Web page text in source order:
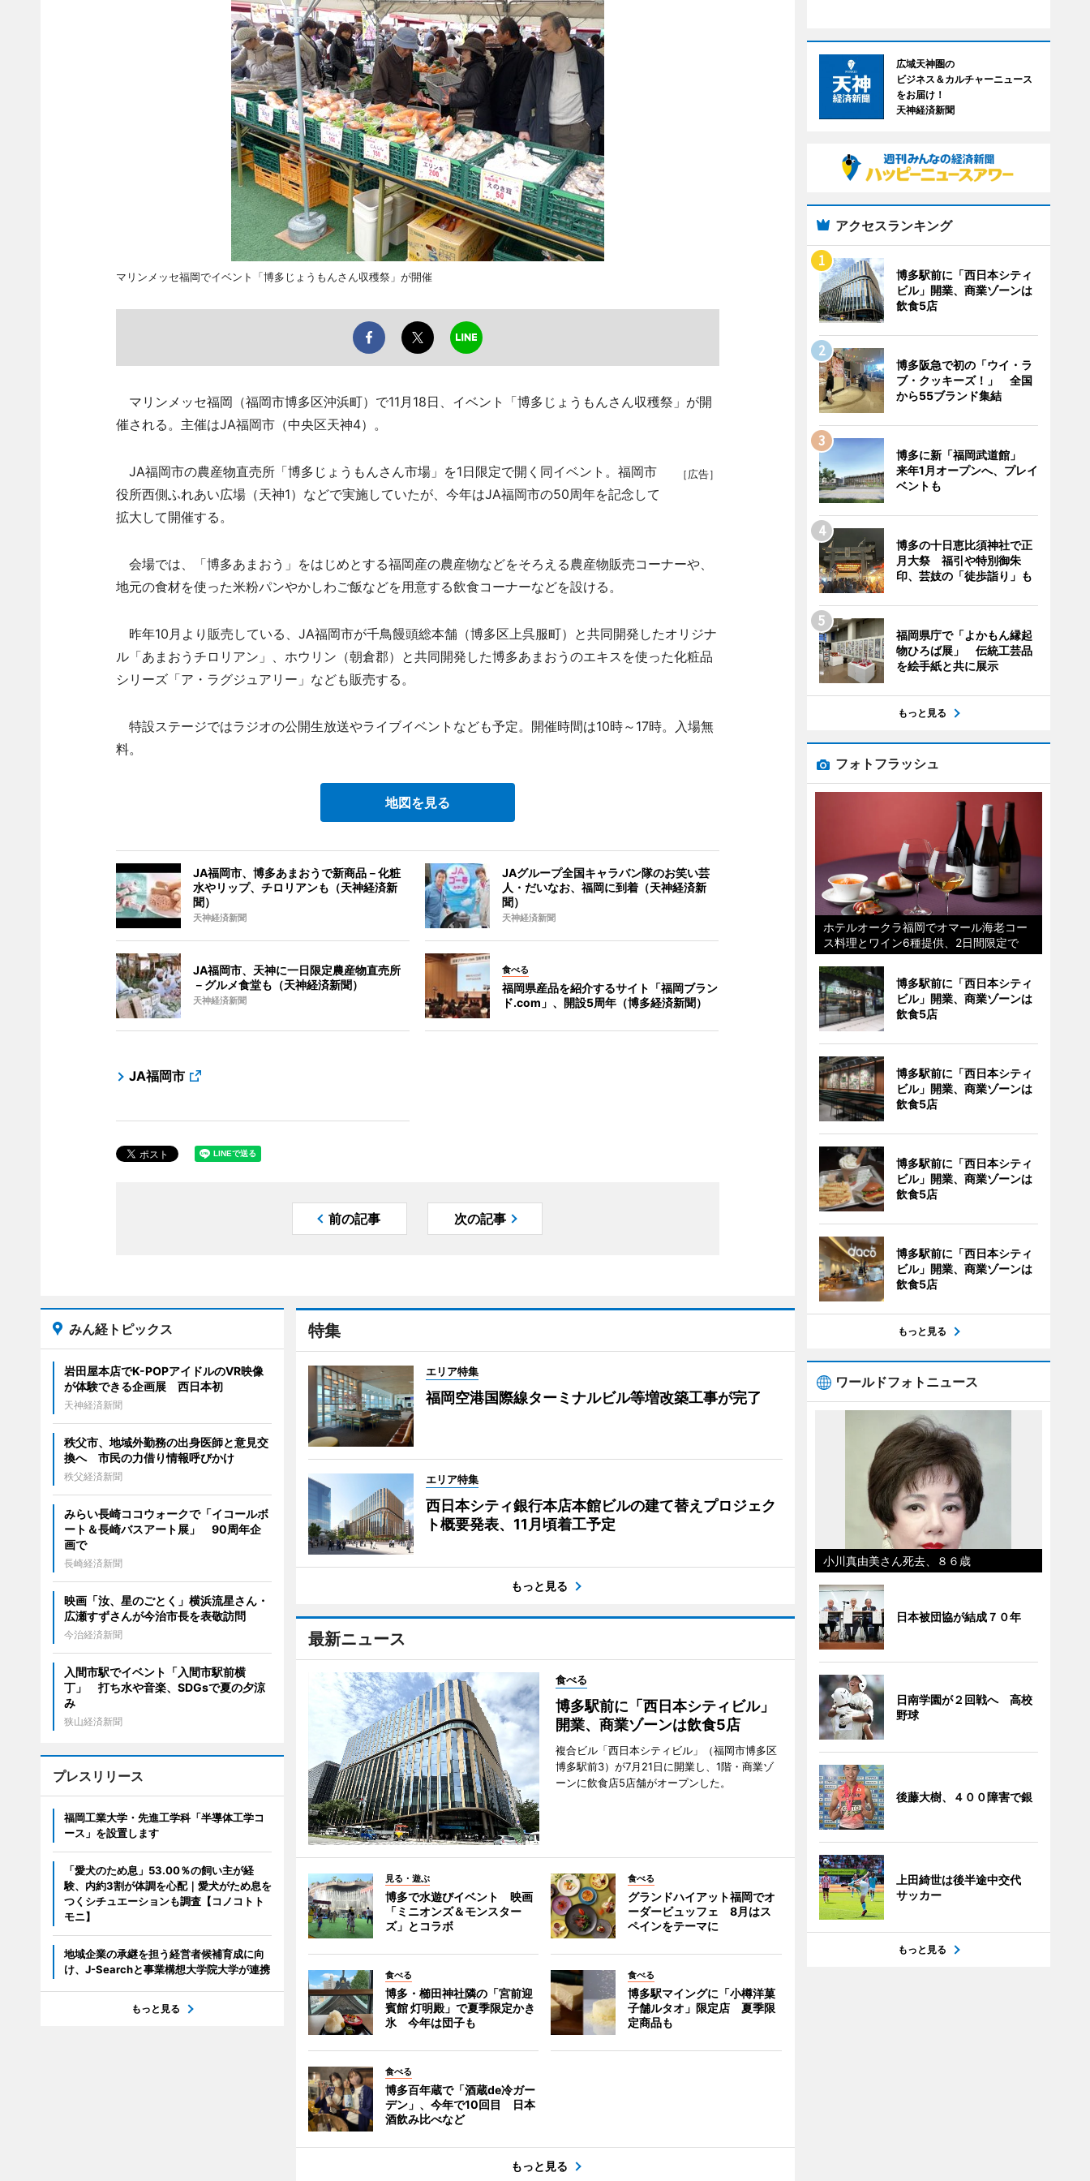
マリンメッセ福岡でイベント「博多じょうもんさん収穫祭」が開催
マリンメッセ福岡（福岡市博多区沖浜町）で11月18日、イベント「博多じょうもんさん収穫祭」が開
催される。主催はJA福岡市（中央区天神4）。
［広告］
JA福岡市の農産物直売所「博多じょうもんさん市場」を1日限定で開く同イベント。福岡市
役所西側ふれあい広場（天神1）などで実施していたが、今年はJA福岡市の50周年を記念して
拡大して開催する。
会場では、「博多あまおう」をはじめとする福岡産の農産物などをそろえる農産物販売コーナーや、
地元の食材を使った米粉パンやかしわご飯などを用意する飲食コーナーなどを設ける。
昨年10月より販売している、JA福岡市が千鳥饅頭総本舗（博多区上呉服町）と共同開発したオリジナ
ル「あまおうチロリアン」、ホウリン（朝倉郡）と共同開発した博多あまおうのエキスを使った化粧品
シリーズ「ア・ラグジュアリー」なども販売する。
特設ステージではラジオの公開生放送やライブイベントなども予定。開催時間は10時～17時。入場無
料。
地図を見る
JA福岡市、博多あまおうで新商品－化粧
水やリップ、チロリアンも（天神経済新
聞）
天神経済新聞
JAグループ全国キャラバン隊のお笑い芸
人・だいなお、福岡に到着（天神経済新
聞）
天神経済新聞
JA福岡市、天神に一日限定農産物直売所
－グルメ食堂も（天神経済新聞）
天神経済新聞
食べる
福岡県産品を紹介するサイト「福岡ブラン
ド.com」、開設5周年（博多経済新聞）
JA福岡市
前の記事 次の記事
特集
エリア特集
福岡空港国際線ターミナルビル等増改築工事が完了
エリア特集
西日本シティ銀行本店本館ビルの建て替えプロジェク
ト概要発表、11月頃着工予定
もっと見る
最新ニュース
食べる
博多駅前に「西日本シティビル」
開業、商業ゾーンは飲食5店
複合ビル「西日本シティビル」（福岡市博多区
博多駅前3）が7月21日に開業し、1階・商業ゾ
ーンに飲食店5店舗がオープンした。
見る・遊ぶ
博多で水遊びイベント 映画
「ミニオンズ＆モンスター
ズ」とコラボ
食べる
グランドハイアット福岡でオ
ーダービュッフェ 8月はス
ペインをテーマに
食べる
博多・櫛田神社隣の「宮前迎
賓館 灯明殿」で夏季限定かき
氷 今年は団子も
食べる
博多駅マイングに「小樽洋菓
子舗ルタオ」限定店 夏季限
定商品も
食べる
博多百年蔵で「酒蔵de冷ガー
デン」、今年で10回目 日本
酒飲み比べなど
もっと見る
みん経トピックス
岩田屋本店でK-POPアイドルのVR映像
が体験できる企画展 西日本初
天神経済新聞
秩父市、地域外勤務の出身医師と意見交
換へ 市民の力借り情報呼びかけ
秩父経済新聞
みらい長崎ココウォークで「イコールボ
ート＆長崎バスアート展」 90周年企
画で
長崎経済新聞
映画「汝、星のごとく」横浜流星さん・
広瀬すずさんが今治市長を表敬訪問
今治経済新聞
入間市駅でイベント「入間市駅前横
丁」 打ち水や音楽、SDGsで夏の夕涼
み
狭山経済新聞
プレスリリース
福岡工業大学・先進工学科「半導体工学コ
ース」を設置します
「愛犬のため息」53.00％の飼い主が経
験、内約3割が体調を心配｜愛犬がため息を
つくシチュエーションも調査【コノコトト
モニ】
地域企業の承継を担う経営者候補育成に向
け、J-Searchと事業構想大学院大学が連携
もっと見る
広域天神圏の
ビジネス＆カルチャーニュース
をお届け！
天神経済新聞
アクセスランキング
博多駅前に「西日本シティ
ビル」開業、商業ゾーンは
飲食5店
博多阪急で初の「ウイ・ラ
ブ・クッキーズ！」 全国
から55ブランド集結
博多に新「福岡武道館」
来年1月オープンへ、プレイ
ベントも
博多の十日恵比須神社で正
月大祭 福引や特別御朱
印、芸妓の「徒歩詣り」も
福岡県庁で「よかもん縁起
物ひろば展」 伝統工芸品
を絵手紙と共に展示
もっと見る
フォトフラッシュ
ホテルオークラ福岡でオマール海老コー
ス料理とワイン6種提供、2日間限定で
博多駅前に「西日本シティ
ビル」開業、商業ゾーンは
飲食5店
博多駅前に「西日本シティ
ビル」開業、商業ゾーンは
飲食5店
博多駅前に「西日本シティ
ビル」開業、商業ゾーンは
飲食5店
博多駅前に「西日本シティ
ビル」開業、商業ゾーンは
飲食5店
もっと見る
ワールドフォトニュース
小川真由美さん死去、８６歳
日本被団協が結成７０年
日南学園が２回戦へ 高校
野球
後藤大樹、４００障害で銀
上田綺世は後半途中交代
サッカー
もっと見る